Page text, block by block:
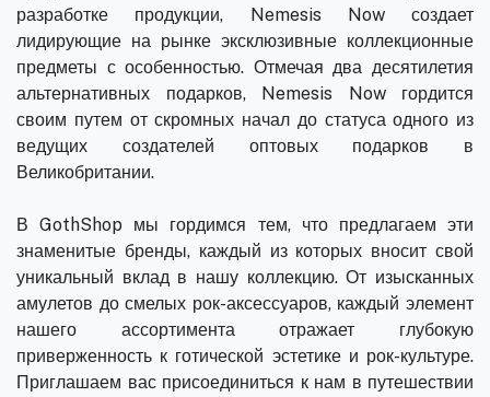
разработке продукции, Nemesis Now создает
лидирующие на рынке эксклюзивные коллекционные
предметы с особенностью. Отмечая два десятилетия
альтернативных подарков, Nemesis Now гордится
своим путем от скромных начал до статуса одного из
ведущих создателей оптовых подарков в
Великобритании.
В GothShop мы гордимся тем, что предлагаем эти
знаменитые бренды, каждый из которых вносит свой
уникальный вклад в нашу коллекцию. От изысканных
амулетов до смелых рок-аксессуаров, каждый элемент
нашего ассортимента отражает глубокую
приверженность к готической эстетике и рок-культуре.
Приглашаем вас присоединиться к нам в путешествии